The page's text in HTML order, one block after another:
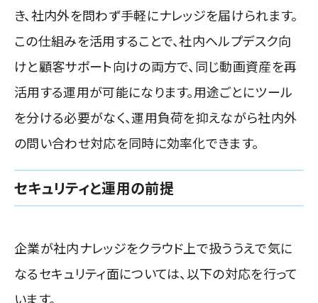
き、社内外を問わず手軽にナレッジを届けられます。
この仕組みを活用することで、社内ヘルプデスク向
けと顧客サポート向けの両方で、同じ動画資産を再
活用する運用が可能になります。用途ごとにツール
を分ける必要がなく、運用負荷を抑えながら社内外
の問い合わせ対応を同時に効率化できます。
セキュリティと運用の前提
企業が社内ナレッジをクラウド上で扱ううえで気に
なるセキュリティ面については、以下の対応を行って
います。